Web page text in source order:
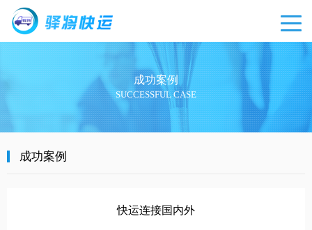
成功案例
SUCCESSFUL CASE
成功案例
快运连接国内外